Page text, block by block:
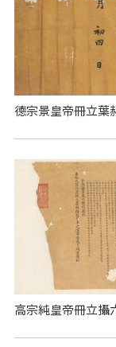
德宗景皇帝冊立葉
高宗純皇帝冊立攝